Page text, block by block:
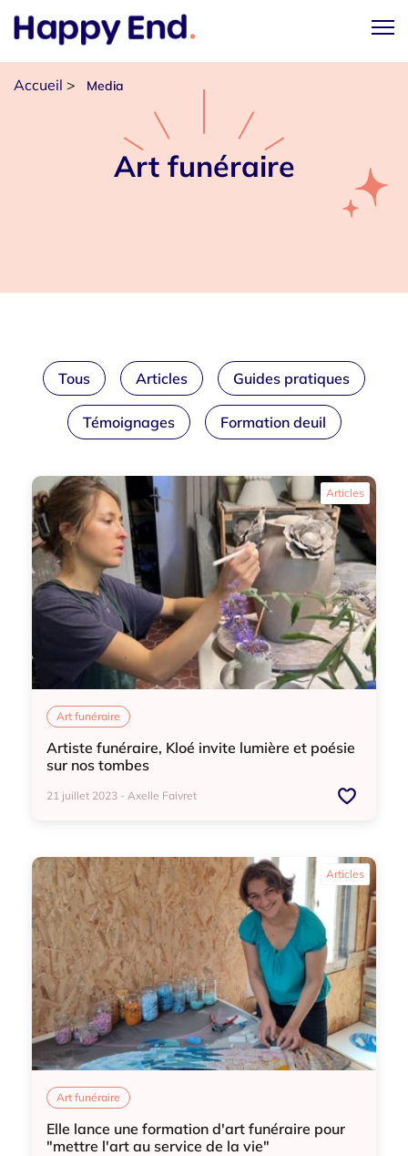
Accueil > Media
Art funéraire
Tous Articles Guides pratiques
Témoignages Formation deuil
Art funéraire
Artiste funéraire, Kloé invite lumière et poésie
sur nos tombes
21 juillet 2023 - Axelle Faivret
Articles
Art funéraire
Elle lance une formation d'art funéraire pour
"mettre l'art au service de la vie"
Articles